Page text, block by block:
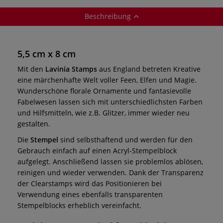
Beschreibung
5,5 cm x 8 cm
Mit den Lavinia Stamps aus England betreten Kreative
eine märchenhafte Welt voller Feen, Elfen und Magie.
Wunderschöne florale Ornamente und fantasievolle
Fabelwesen lassen sich mit unterschiedlichsten Farben
und Hilfsmitteln, wie z.B. Glitzer, immer wieder neu
gestalten.
Die Stempel sind selbsthaftend und werden für den
Gebrauch einfach auf einen Acryl-Stempelblock
aufgelegt. Anschließend lassen sie problemlos ablösen,
reinigen und wieder verwenden. Dank der Transparenz
der Clearstamps wird das Positionieren bei
Verwendung eines ebenfalls transparenten
Stempelblocks erheblich vereinfacht.